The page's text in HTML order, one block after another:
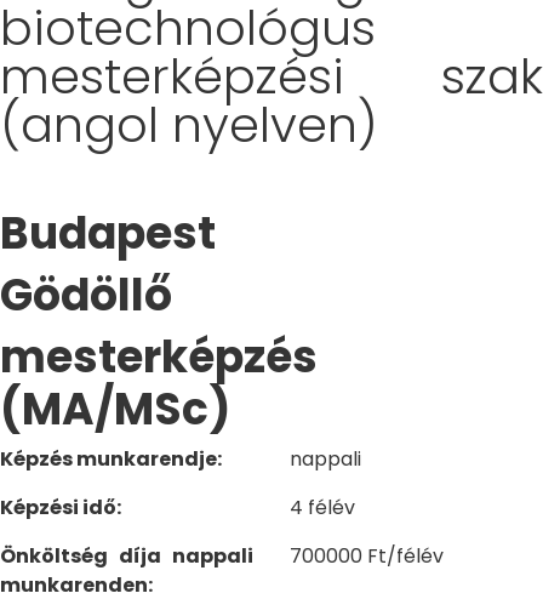
biotechnológus
mesterképzési szak
(angol nyelven)
Budapest
Gödöllő
mesterképzés
(MA/MSc)
Képzés munkarendje:
nappali
Képzési idő:
4 félév
Önköltség díja nappali
munkarenden:
700000 Ft/félév